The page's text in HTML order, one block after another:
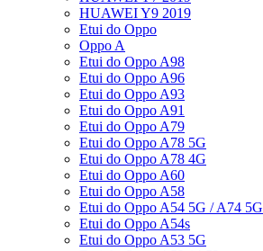
HUAWEI Y9 2019
Etui do Oppo
Oppo A
Etui do Oppo A98
Etui do Oppo A96
Etui do Oppo A93
Etui do Oppo A91
Etui do Oppo A79
Etui do Oppo A78 5G
Etui do Oppo A78 4G
Etui do Oppo A60
Etui do Oppo A58
Etui do Oppo A54 5G / A74 5G
Etui do Oppo A54s
Etui do Oppo A53 5G